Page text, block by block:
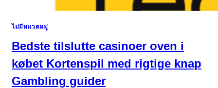
EXCITEMENT
ไม่มีหมวดหมู่
Bedste tilslutte casinoer oven i
købet Kortenspil med rigtige knap
Gambling guider